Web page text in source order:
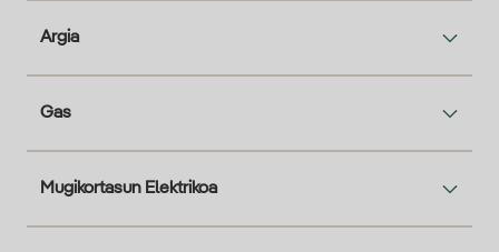
Argia
Gas
Mugikortasun Elektrikoa